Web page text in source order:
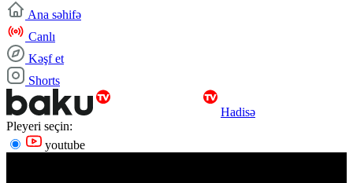
Ana səhifə
Canlı
Kəşf et
Shorts
Hadisə
Pleyeri seçin:
youtube